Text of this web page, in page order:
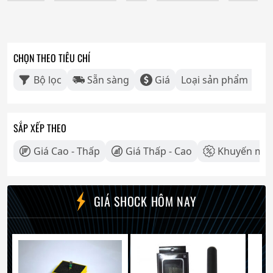
CHỌN THEO TIÊU CHÍ
Bộ lọc Sẵn sàng Giá Loại sản phẩm
SẮP XẾP THEO
Giá Cao - Thấp Giá Thấp - Cao Khuyến mãi
GIÁ SHOCK HÔM NAY